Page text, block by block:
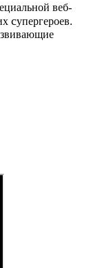
веб-
cупергероев.